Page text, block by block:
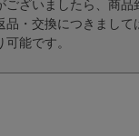
ございましたら、商品
品・交換につきまして
能です。